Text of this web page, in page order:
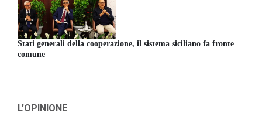
Stati generali della cooperazione, il sistema siciliano fa fronte
comune
L'OPINIONE